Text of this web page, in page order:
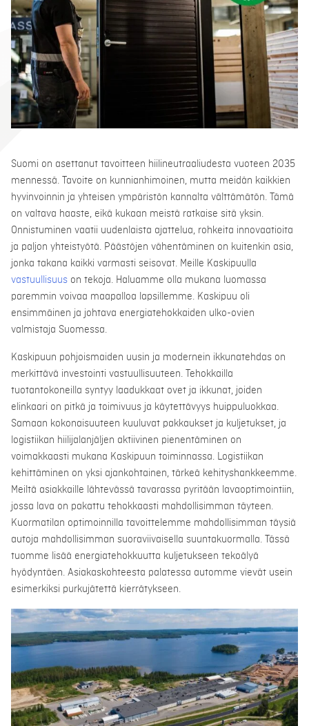
Suomi on asettanut tavoitteen hiilineutraaliudesta vuoteen 2035
mennessä. Tavoite on kunnianhimoinen, mutta meidän kaikkien
hyvinvoinnin ja yhteisen ympäristön kannalta välttämätön. Tämä
on valtava haaste, eikä kukaan meistä ratkaise sitä yksin.
Onnistuminen vaatii uudenlaista ajattelua, rohkeita innovaatioita
ja paljon yhteistyötä. Päästöjen vähentäminen on kuitenkin asia,
jonka takana kaikki varmasti seisovat. Meille Kaskipuulla
vastuullisuus on tekoja. Haluamme olla mukana luomassa
paremmin voivaa maapalloa lapsillemme. Kaskipuu oli
ensimmäinen ja johtava energiatehokkaiden ulko-ovien
valmistaja Suomessa.
Kaskipuun pohjoismaiden uusin ja modernein ikkunatehdas on
merkittävä investointi vastuullisuuteen. Tehokkailla
tuotantokoneilla syntyy laadukkaat ovet ja ikkunat, joiden
elinkaari on pitkä ja toimivuus ja käytettävyys huippuluokkaa.
Samaan kokonaisuuteen kuuluvat pakkaukset ja kuljetukset, ja
logistiikan hiilijalanjäljen aktiivinen pienentäminen on
voimakkaasti mukana Kaskipuun toiminnassa. Logistiikan
kehittäminen on yksi ajankohtainen, tärkeä kehityshankkeemme.
Meiltä asiakkaille lähtevässä tavarassa pyritään lavaoptimointiin,
jossa lava on pakattu tehokkaasti mahdollisimman täyteen.
Kuormatilan optimoinnilla tavoittelemme mahdollisimman täysiä
autoja mahdollisimman suoraviivaisella suuntakuormalla. Tässä
tuomme lisää energiatehokkuutta kuljetukseen tekoälyä
hyödyntäen. Asiakaskohteesta palatessa automme vievät usein
esimerkiksi purkujätettä kierrätykseen.